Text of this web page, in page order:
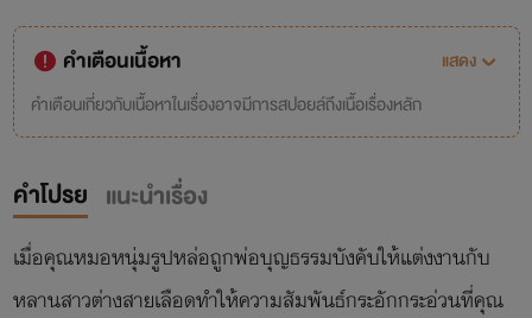
คำเตือนเนื้อหา
แสดง
คำเตือนเกี่ยวกับเนื้อหาในเรื่องอาจมีการสปอยล์ถึงเนื้อเรื่องหลัก
คำโปรย แนะนำเรื่อง
เมื่อคุณหมอหนุ่มรูปหล่อถูกพ่อบุญธรรมบังคับให้แต่งงานกับ
หลานสาวต่างสายเลือดทำให้ความสัมพันธ์กระอักกระอ่วนที่คุณ